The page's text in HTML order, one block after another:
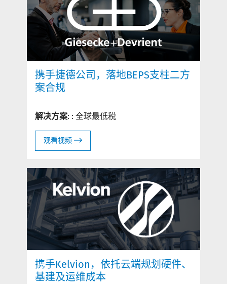
携手捷德公司，落地BEPS支柱二方
案合规
解决方案: : 全球最低税
观看视频
携手Kelvion，依托云端规划硬件、
基建及运维成本